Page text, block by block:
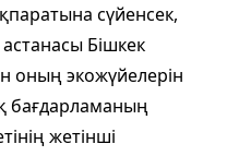
сүйенсек,
Бішкек
оның экожүйелерін
бағдарламаның
жетінші